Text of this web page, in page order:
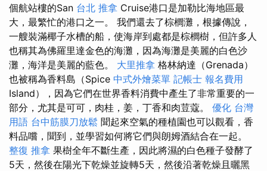
個航站樓的San 台北 推拿 Cruise港口是加勒比海地區最
大，最繁忙的港口之一。 我們還去了棕櫚灘，根據傳說，
一艘裝滿椰子水槽的船，使海岸到處都是棕櫚樹，但許多人
也稱其為佛羅里達金色的海灘，因為海灘是美麗的白色沙
灘，海洋是美麗的藍色。 大里推拿 格林納達（Grenada）
也被稱為香料島（Spice 中式外燴菜單 記帳士 報名費用
Island），因為它們在世界香料消費中產生了非常重要的一
部分，尤其是可可，肉桂，姜，丁香和肉荳蔻。 優化 台灣
用語 台中筋膜刀放鬆 聞起來空氣的種植園也可以觀看，香
料品嚐，聞到，並學習如何將它們與朗姆酒結合在一起。
整復 推拿 果樹全年不斷生產，因此將濕的白色種子發酵了
5天，然後在陽光下乾燥並旋轉5天，然後沿著乾燥且曬黑